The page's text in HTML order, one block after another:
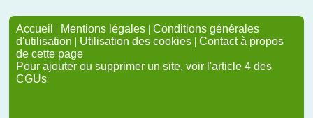
Accueil | Mentions légales | Conditions générales
d'utilisation | Utilisation des cookies | Contact à propos
de cette page
Pour ajouter ou supprimer un site, voir l'article 4 des
CGUs